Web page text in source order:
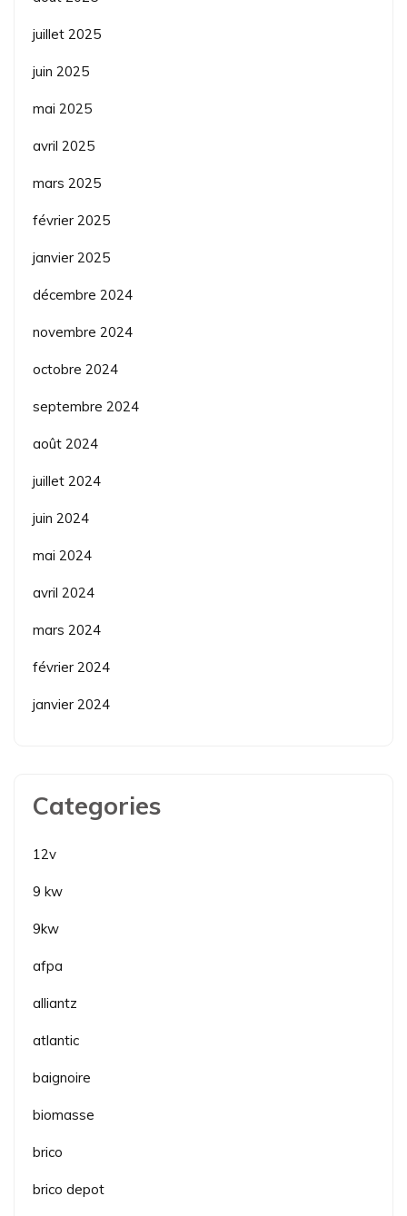
juillet 2025
juin 2025
mai 2025
avril 2025
mars 2025
février 2025
janvier 2025
décembre 2024
novembre 2024
octobre 2024
septembre 2024
août 2024
juillet 2024
juin 2024
mai 2024
avril 2024
mars 2024
février 2024
janvier 2024
Categories
12v
9 kw
9kw
afpa
alliantz
atlantic
baignoire
biomasse
brico
brico depot